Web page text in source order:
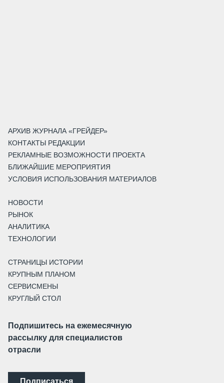
АРХИВ ЖУРНАЛА «ГРЕЙДЕР»
КОНТАКТЫ РЕДАКЦИИ
РЕКЛАМНЫЕ ВОЗМОЖНОСТИ ПРОЕКТА
БЛИЖАЙШИЕ МЕРОПРИЯТИЯ
УСЛОВИЯ ИСПОЛЬЗОВАНИЯ МАТЕРИАЛОВ
НОВОСТИ
РЫНОК
АНАЛИТИКА
ТЕХНОЛОГИИ
СТРАНИЦЫ ИСТОРИИ
КРУПНЫМ ПЛАНОМ
СЕРВИСМЕНЫ
КРУГЛЫЙ СТОЛ
Подпишитесь на ежемесячную
рассылку для специалистов
отрасли
Подписаться